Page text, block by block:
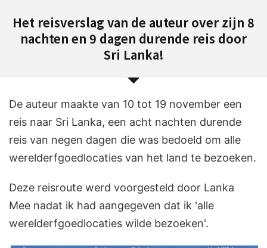
Het reisverslag van de auteur over zijn 8
nachten en 9 dagen durende reis door
Sri Lanka!
De auteur maakte van 10 tot 19 november een
reis naar Sri Lanka, een acht nachten durende
reis van negen dagen die was bedoeld om alle
werelderfgoedlocaties van het land te bezoeken.
Deze reisroute werd voorgesteld door Lanka
Mee nadat ik had aangegeven dat ik 'alle
werelderfgoedlocaties wilde bezoeken'.